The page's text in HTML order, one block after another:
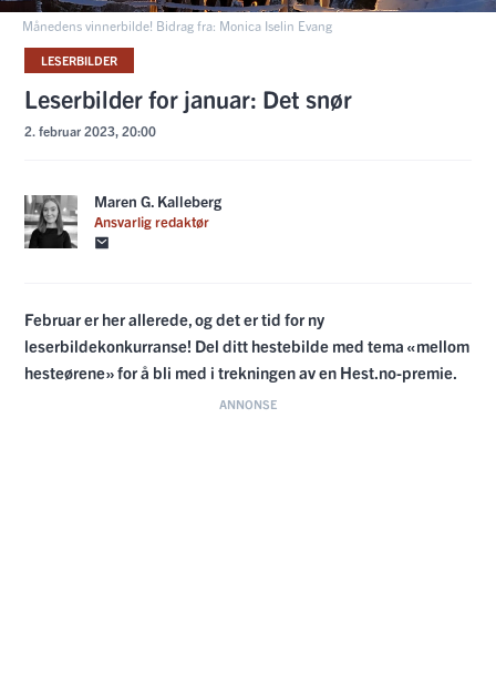
Månedens vinnerbilde! Bidrag fra: Monica Iselin Evang
LESERBILDER
Leserbilder for januar: Det snør
2. februar 2023, 20:00
Maren G. Kalleberg
Ansvarlig redaktør
Februar er her allerede, og det er tid for ny
leserbildekonkurranse! Del ditt hestebilde med tema «mellom
hesteørene» for å bli med i trekningen av en Hest.no-premie.